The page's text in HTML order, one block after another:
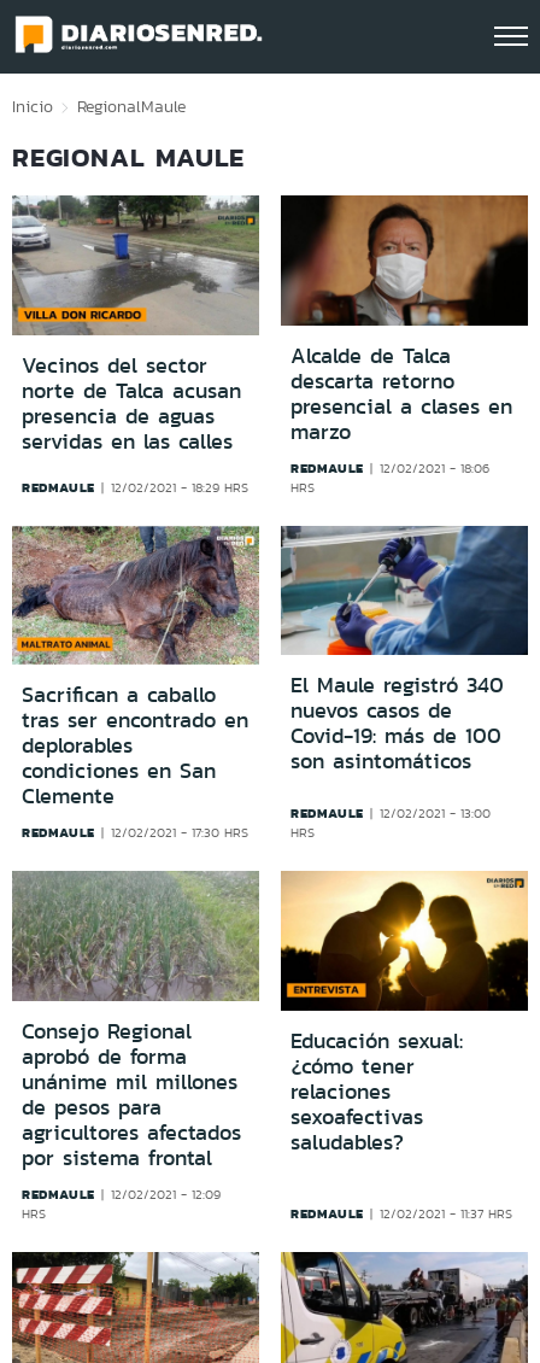
Click acá para ir directamente al contenido
Inicio RegionalMaule
REGIONAL MAULE
Vecinos del sector
norte de Talca acusan
presencia de aguas
servidas en las calles
REDMAULE 12/02/2021 - 18:29 HRS
Alcalde de Talca
descarta retorno
presencial a clases en
marzo
REDMAULE
12/02/2021 - 18:06
HRS
Sacrifican a caballo
tras ser encontrado en
deplorables
condiciones en San
Clemente
REDMAULE 12/02/2021 - 17:30 HRS
El Maule registró 340
nuevos casos de
Covid-19: más de 100
son asintomáticos
REDMAULE
12/02/2021 - 13:00
HRS
Consejo Regional
aprobó de forma
unánime mil millones
de pesos para
agricultores afectados
por sistema frontal
REDMAULE
12/02/2021 - 12:09
HRS
Educación sexual:
¿cómo tener
relaciones
sexoafectivas
saludables?
REDMAULE 12/02/2021 - 11:37 HRS